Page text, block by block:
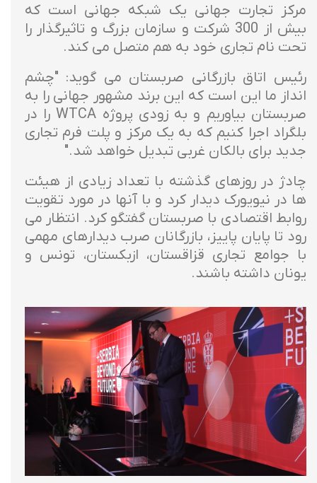
مرکز تجارت جهانی یک شبکه جهانی است که
بیش از 300 شرکت و سازمان بزرگ و تاثیرگذار را
تحت نام تجاری خود به هم متصل می کند.
رئیس اتاق بازرگانی صربستان می گوید: "چشم
انداز ما این است که این برند مشهور جهانی را به
صربستان بیاوریم و به زودی پروژه WTCA را در
بلگراد اجرا کنیم که به یک مرکز و پلت فرم تجاری
جدید برای بالکان غربی تبدیل خواهد شد."
چادژ در روزهای گذشته با تعداد زیادی از هیئت
ها در نیویورک دیدار کرد و با آنها در مورد تقویت
روابط اقتصادی با صربستان گفتگو کرد. انتظار می
رود تا پایان پاییز، بازرگانان صرب دیدارهای مهمی
با جوامع تجاری قزاقستان، ازبکستان، تونس و
یونان داشته باشند.